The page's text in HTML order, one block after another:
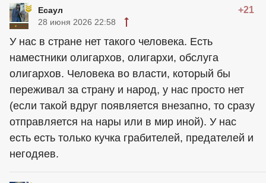
Есаул +21
28 июня 2026 22:58
У нас в стране нет такого человека. Есть
наместники олигархов, олигархи, обслуга
олигархов. Человека во власти, который бы
переживал за страну и народ, у нас просто нет
(если такой вдруг появляется внезапно, то сразу
отправляется на нары или в мир иной). У нас
есть есть только кучка грабителей, предателей и
негодяев.